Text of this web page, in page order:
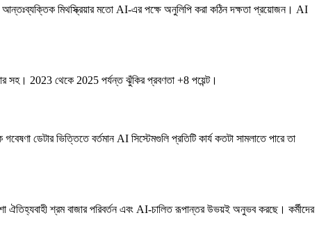
আন্তঃব্যক্তিক মিথস্ক্রিয়ার মতো AI-এর পক্ষে অনুলিপি করা কঠিন দক্ষতা প্রয়োজন। AI
সহ। 2023 থেকে 2025 পর্যন্ত ঝুঁকির প্রবণতা +8 পয়েন্ট।
ডেটার ভিত্তিতে বর্তমান AI সিস্টেমগুলি প্রতিটি কার্য কতটা সামলাতে পারে তা
শ্রম বাজার পরিবর্তন এবং AI-চালিত রূপান্তর উভয়ই অনুভব করছে। কর্মীদের